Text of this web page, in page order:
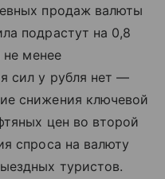
продаж валюты
подрастут на 0,8
менее
сил у рубля нет —
снижения ключевой
цен во второй
спроса на валюту
туристов.